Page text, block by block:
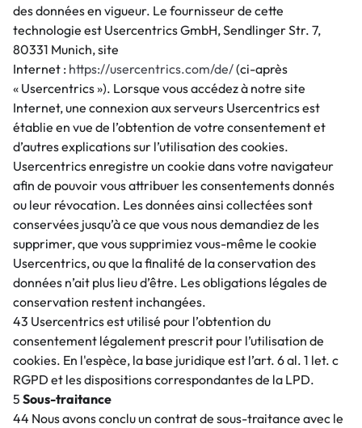
des données en vigueur. Le fournisseur de cette
technologie est Usercentrics GmbH, Sendlinger Str. 7,
80331 Munich, site
Internet : https://usercentrics.com/de/(ci-après
« Usercentrics »). Lorsque vous accédez à notre site
Internet, une connexion aux serveurs Usercentrics est
établie en vue de l’obtention de votre consentement et
d’autres explications sur l’utilisation des cookies.
Usercentrics enregistre un cookie dans votre navigateur
afin de pouvoir vous attribuer les consentements donnés
ou leur révocation. Les données ainsi collectées sont
conservées jusqu’à ce que vous nous demandiez de les
supprimer, que vous supprimiez vous-même le cookie
Usercentrics, ou que la finalité de la conservation des
données n’ait plus lieu d’être. Les obligations légales de
conservation restent inchangées.
43 Usercentrics est utilisé pour l’obtention du
consentement légalement prescrit pour l’utilisation de
cookies. En l'espèce, la base juridique est l’art. 6 al. 1 let. c
RGPD et les dispositions correspondantes de la LPD.
5 Sous-traitance
44 Nous avons conclu un contrat de sous-traitance avec le